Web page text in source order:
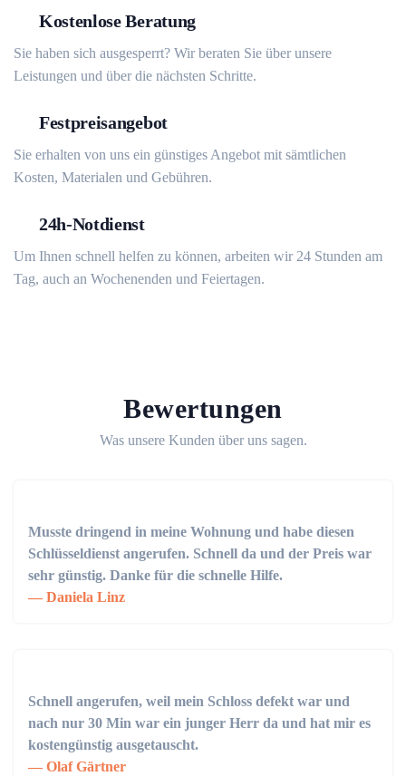
Kostenlose Beratung
Sie haben sich ausgesperrt? Wir beraten Sie über unsere
Leistungen und über die nächsten Schritte.
Festpreisangebot
Sie erhalten von uns ein günstiges Angebot mit sämtlichen
Kosten, Materialen und Gebühren.
24h-Notdienst
Um Ihnen schnell helfen zu können, arbeiten wir 24 Stunden am
Tag, auch an Wochenenden und Feiertagen.
Bewertungen
Was unsere Kunden über uns sagen.
Musste dringend in meine Wohnung und habe diesen
Schlüsseldienst angerufen. Schnell da und der Preis war
sehr günstig. Danke für die schnelle Hilfe.
Daniela Linz
Schnell angerufen, weil mein Schloss defekt war und
nach nur 30 Min war ein junger Herr da und hat mir es
kostengünstig ausgetauscht.
Olaf Gärtner